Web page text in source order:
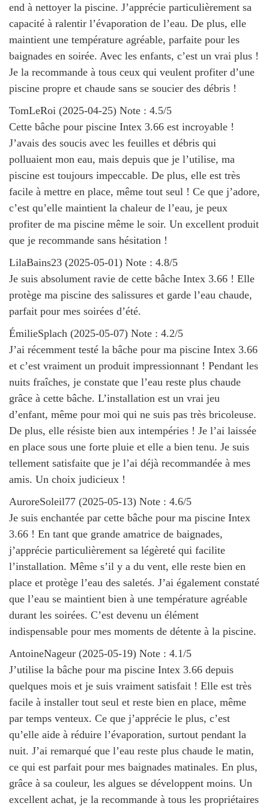
end à nettoyer la piscine. J’apprécie particulièrement sa
capacité à ralentir l’évaporation de l’eau. De plus, elle
maintient une température agréable, parfaite pour les
baignades en soirée. Avec les enfants, c’est un vrai plus !
Je la recommande à tous ceux qui veulent profiter d’une
piscine propre et chaude sans se soucier des débris !
TomLeRoi (2025-04-25) Note : 4.5/5
Cette bâche pour piscine Intex 3.66 est incroyable !
J’avais des soucis avec les feuilles et débris qui
polluaient mon eau, mais depuis que je l’utilise, ma
piscine est toujours impeccable. De plus, elle est très
facile à mettre en place, même tout seul ! Ce que j’adore,
c’est qu’elle maintient la chaleur de l’eau, je peux
profiter de ma piscine même le soir. Un excellent produit
que je recommande sans hésitation !
LilaBains23 (2025-05-01) Note : 4.8/5
Je suis absolument ravie de cette bâche Intex 3.66 ! Elle
protège ma piscine des salissures et garde l’eau chaude,
parfait pour mes soirées d’été.
ÉmilieSplach (2025-05-07) Note : 4.2/5
J’ai récemment testé la bâche pour ma piscine Intex 3.66
et c’est vraiment un produit impressionnant ! Pendant les
nuits fraîches, je constate que l’eau reste plus chaude
grâce à cette bâche. L’installation est un vrai jeu
d’enfant, même pour moi qui ne suis pas très bricoleuse.
De plus, elle résiste bien aux intempéries ! Je l’ai laissée
en place sous une forte pluie et elle a bien tenu. Je suis
tellement satisfaite que je l’ai déjà recommandée à mes
amis. Un choix judicieux !
AuroreSoleil77 (2025-05-13) Note : 4.6/5
Je suis enchantée par cette bâche pour ma piscine Intex
3.66 ! En tant que grande amatrice de baignades,
j’apprécie particulièrement sa légèreté qui facilite
l’installation. Même s’il y a du vent, elle reste bien en
place et protège l’eau des saletés. J’ai également constaté
que l’eau se maintient bien à une température agréable
durant les soirées. C’est devenu un élément
indispensable pour mes moments de détente à la piscine.
AntoineNageur (2025-05-19) Note : 4.1/5
J’utilise la bâche pour ma piscine Intex 3.66 depuis
quelques mois et je suis vraiment satisfait ! Elle est très
facile à installer tout seul et reste bien en place, même
par temps venteux. Ce que j’apprécie le plus, c’est
qu’elle aide à réduire l’évaporation, surtout pendant la
nuit. J’ai remarqué que l’eau reste plus chaude le matin,
ce qui est parfait pour mes baignades matinales. En plus,
grâce à sa couleur, les algues se développent moins. Un
excellent achat, je la recommande à tous les propriétaires